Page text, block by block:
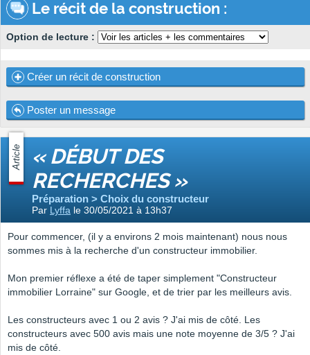
Le récit de la construction :
Option de lecture :
Créer un récit de construction
Poster un message
Article « DÉBUT DES
RECHERCHES »
Préparation > Choix du constructeur
Par Lyffa le 30/05/2021 à 13h37
Pour commencer, (il y a environs 2 mois maintenant) nous nous
sommes mis à la recherche d'un constructeur immobilier.
Mon premier réflexe a été de taper simplement "Constructeur
immobilier Lorraine" sur Google, et de trier par les meilleurs avis.
Les constructeurs avec 1 ou 2 avis ? J'ai mis de côté. Les
constructeurs avec 500 avis mais une note moyenne de 3/5 ? J'ai
mis de côté.